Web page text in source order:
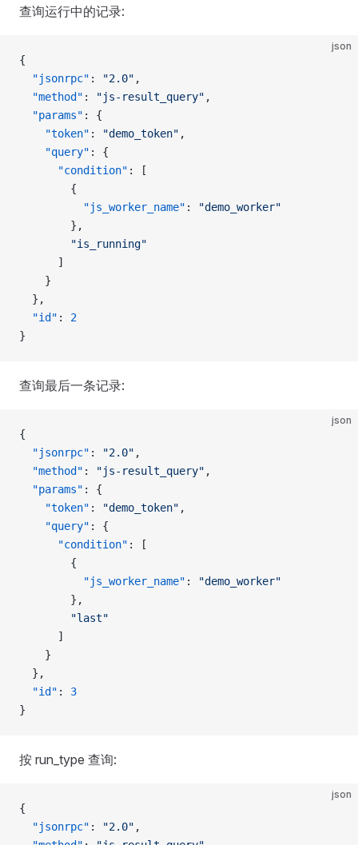
查询运行中的记录:
json
{
  "jsonrpc"
: "2.0" ,
  "method"
: "js-result_query" ,
  "params"
: {
    "token"
: "demo_token" ,
    "query"
: {
      "condition"
: [
        {
          "js_worker_name"
:
"demo_worker"
        },
        "is_running"
      ]
    }
  },
  "id"
: 2
}
查询最后一条记录:
json
{
  "jsonrpc"
: "2.0" ,
  "method"
: "js-result_query" ,
  "params"
: {
    "token"
: "demo_token" ,
    "query"
: {
      "condition"
: [
        {
          "js_worker_name"
:
"demo_worker"
        },
        "last"
      ]
    }
  },
  "id"
: 3
}
按 run_type 查询:
json
{
  "jsonrpc"
: "2.0" ,